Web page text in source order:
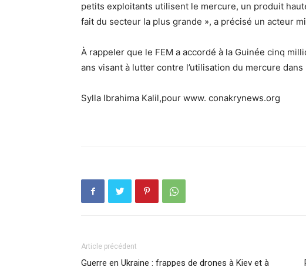
petits exploitants utilisent le mercure, un produit
fait du secteur la plus grande », a précisé un acteur
À rappeler que le FEM a accordé à la Guinée cinq
ans visant à lutter contre l’utilisation du mercure
Sylla Ibrahima Kalil,pour www. conakrynews.org
Article précédent
Guerre en Ukraine : frappes de drones à Kiev et à